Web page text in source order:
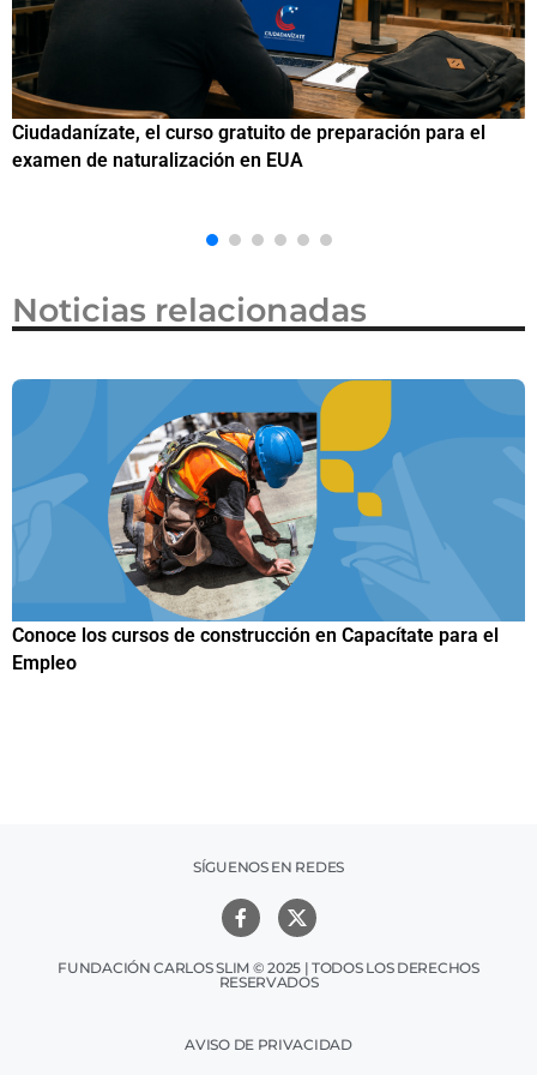
Si eres residente ingresa a Ciudadanízate, el curso gratuito
de preparación para el examen de naturalización en EUA
Noticias relacionadas
Papuchis y el Sueño Michoacano como alternativa
productiva
SÍGUENOS EN REDES
FUNDACIÓN CARLOS SLIM © 2025 | TODOS LOS DERECHOS
RESERVADOS
AVISO DE PRIVACIDAD